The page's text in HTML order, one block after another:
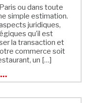
ou dans toute
simple estimation.
juridiques,
qu’il est
la transaction et
commerce soit
un […]